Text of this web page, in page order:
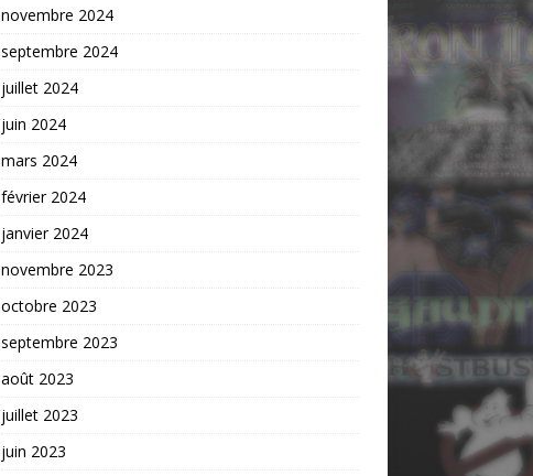
novembre 2024
septembre 2024
juillet 2024
juin 2024
mars 2024
février 2024
janvier 2024
novembre 2023
octobre 2023
septembre 2023
août 2023
juillet 2023
juin 2023